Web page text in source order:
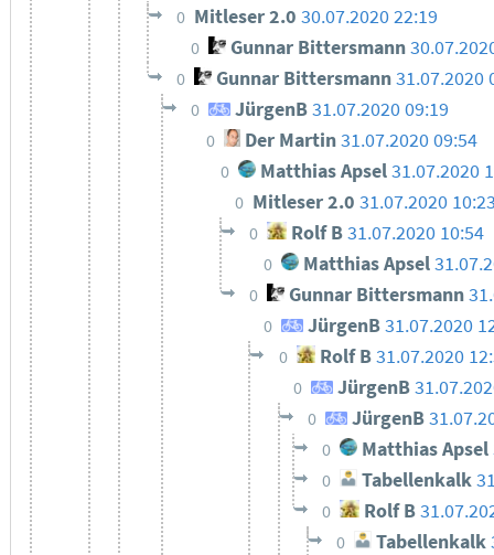
0 Mitleser 2.030.07.2020 22:19
0 Gunnar Bittersmann
0 Gunnar Bittersmann31.07.2020
0 JürgenB31.07.2020 09:19
0 Der Martin31.07.2020 09:54
0 Matthias Apsel 31.07.2020
0 Mitleser 2.0 31.07.2020
0 Rolf B31.07.2020 10:54
0 Matthias Apsel
0 Gunnar Bittersmann
0 JürgenB31.07.2020
0 Rolf B31.07.2020
0 JürgenB
0 JürgenB
0 Matthias Apsel
0 Tabellenkalk
0 Rolf B
0 Tabellenkalk